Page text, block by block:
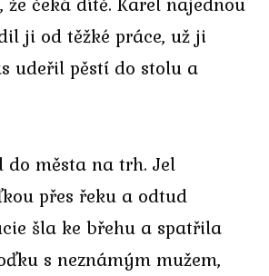
ji od těžké práce, už ji
udeřil pěstí do stolu a
města na trh. Jel
přes řeku a odtud
šla ke břehu a spatřila
s neznámým mužem,